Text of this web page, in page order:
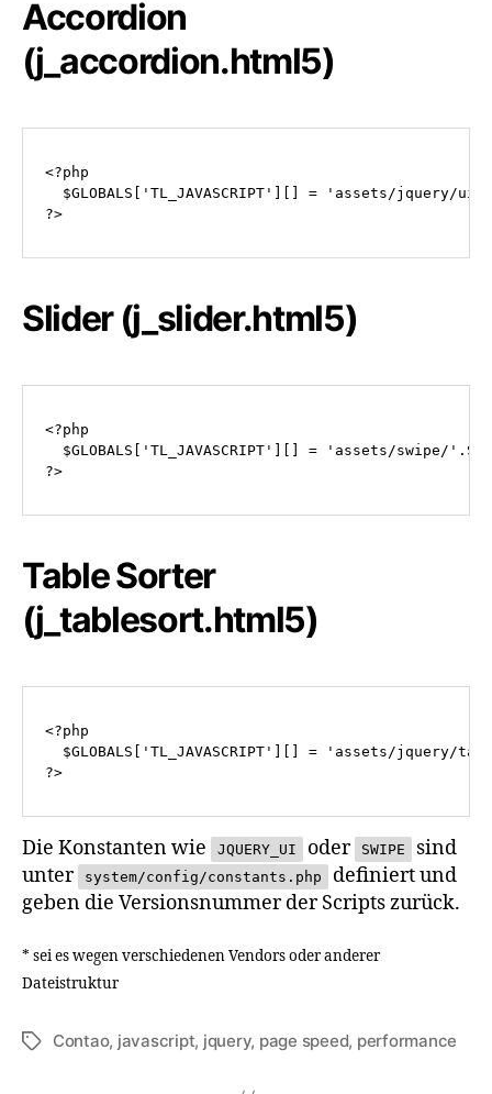
Accordion
(j_accordion.html5)
<?php
$GLOBALS['TL_JAVASCRIPT'][] = 'assets/jquery/
?>
Slider (j_slider.html5)
<?php
$GLOBALS['TL_JAVASCRIPT'][] = 'assets/swipe/
?>
Table Sorter
(j_tablesort.html5)
<?php
$GLOBALS['TL_JAVASCRIPT'][] = 'assets/jquery/
?>
Die Konstanten wie JQUERY_UI oder SWIPE
sind
unter
system/config/constants.php
definiert und
geben die Versionsnummer der Scripts zurück.
* sei es wegen verschiedenen Vendors oder anderer
Dateistruktur
Schlagwörter
Contao, javascript, jquery, page speed, performance